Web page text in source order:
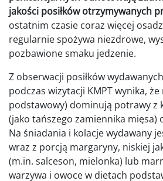
jakości posiłków otrzymywanych
ostatnim czasie coraz więcej
regularnie spożywa niezdrowe,
pozbawione smaku jedzenie.
Z obserwacji posiłków
podczas wizytacji KMPT wynika,
podstawowy) dominują potrawy z
(jako tańszego zamiennika mięsa)
Na śniadania i kolacje wydawany
wraz z porcją margaryny, niskiej
(m.in. salceson, mielonka) lub
warzywa i owoce w dietach